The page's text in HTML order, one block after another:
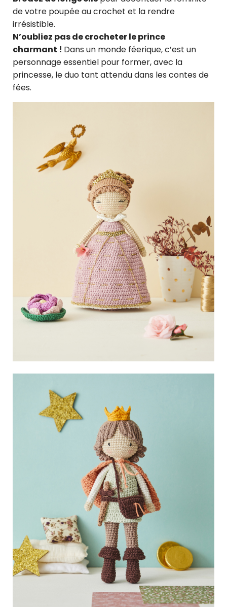
de votre poupée au crochet et la rendre
irrésistible.
N’oubliez pas de crocheter le prince
charmant ! Dans un monde féerique, c’est un
personnage essentiel pour former, avec la
princesse, le duo tant attendu dans les contes de
fées.